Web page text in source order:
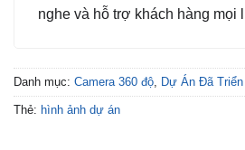
nghe và hỗ trợ khách hàng mọi
Danh mục: Camera 360 độ, Dự Án Đã Triển
Thẻ: hình ảnh dự án